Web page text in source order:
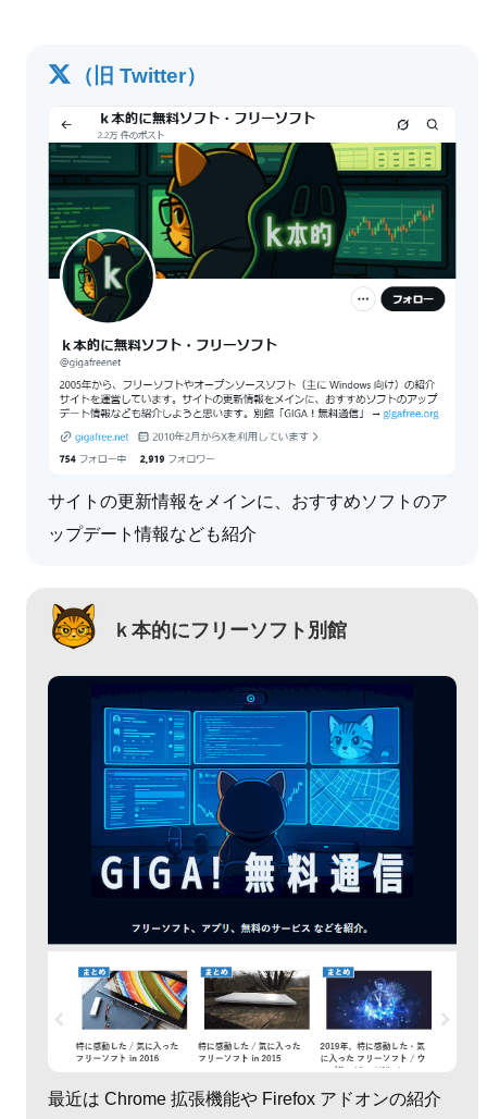
（旧 Twitter）
サイトの更新情報をメインに、おすすめソフトのア
ップデート情報なども紹介
ｋ本的にフリーソフト別館
最近は Chrome 拡張機能や Firefox アドオンの紹介